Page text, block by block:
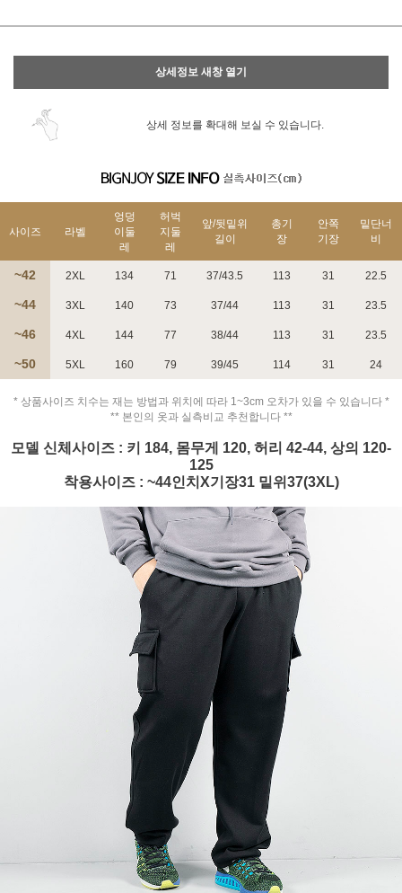
페이코 ID로 페
PAYCO 바로구매
상세정보 새창 열기
상세 정보를 확대해 보실 수 있습니다.
사이즈 라벨
엉덩
이둘
레
허벅
지둘
레
앞/뒷밑위
길이
총기
장
안쪽
기장
밑단너
비
~42 2XL 134 71 37/43.5 113 31 22.5
~44 3XL 140 73 37/44 113 31 23.5
~46 4XL 144 77 38/44 113 31 23.5
~50 5XL 160 79 39/45 114 31 24
* 상품사이즈 치수는 재는 방법과 위치에 따라 1~3cm 오차가 있을 수 있습니다 *
** 본인의 옷과 실측비교 추천합니다 **
모델 신체사이즈 : 키 184, 몸무게 120, 허리 42-44, 상의 120-
125
착용사이즈 : ~44인치X기장31 밑위37(3XL)